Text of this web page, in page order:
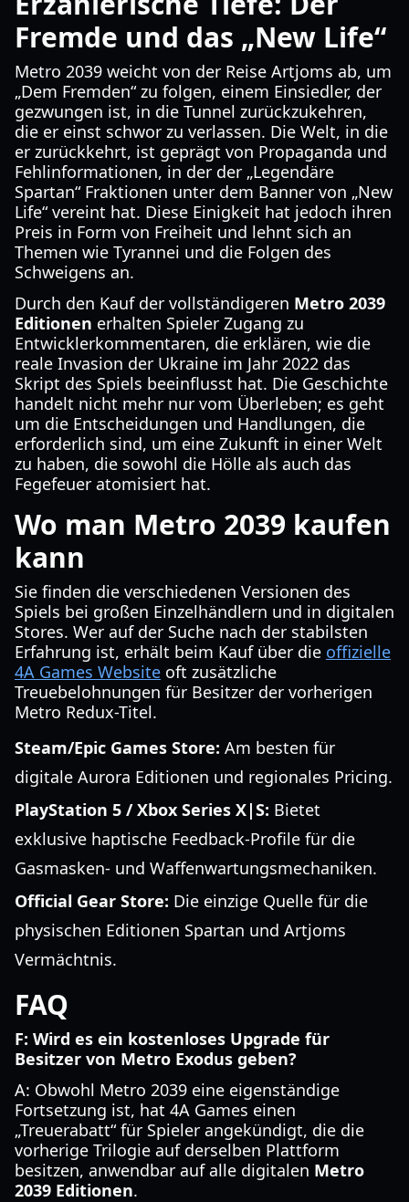
Fremde und das „New Life“
Metro 2039 weicht von der Reise Artjoms ab, um
„Dem Fremden“ zu folgen, einem Einsiedler, der
gezwungen ist, in die Tunnel zurückzukehren,
die er einst schwor zu verlassen. Die Welt, in die
er zurückkehrt, ist geprägt von Propaganda und
Fehlinformationen, in der der „Legendäre
Spartan“ Fraktionen unter dem Banner von „New
Life“ vereint hat. Diese Einigkeit hat jedoch ihren
Preis in Form von Freiheit und lehnt sich an
Themen wie Tyrannei und die Folgen des
Schweigens an.
Durch den Kauf der vollständigeren Metro 2039
Editionen erhalten Spieler Zugang zu
Entwicklerkommentaren, die erklären, wie die
reale Invasion der Ukraine im Jahr 2022 das
Skript des Spiels beeinflusst hat. Die Geschichte
handelt nicht mehr nur vom Überleben; es geht
um die Entscheidungen und Handlungen, die
erforderlich sind, um eine Zukunft in einer Welt
zu haben, die sowohl die Hölle als auch das
Fegefeuer atomisiert hat.
Wo man Metro 2039 kaufen
kann
Sie finden die verschiedenen Versionen des
Spiels bei großen Einzelhändlern und in digitalen
Stores. Wer auf der Suche nach der stabilsten
Erfahrung ist, erhält beim Kauf über die offizielle
4A Games Website oft zusätzliche
Treuebelohnungen für Besitzer der vorherigen
Metro Redux-Titel.
Steam/Epic Games Store: Am besten für
digitale Aurora Editionen und regionales Pricing.
PlayStation 5 / Xbox Series X|S: Bietet
exklusive haptische Feedback-Profile für die
Gasmasken- und Waffenwartungsmechaniken.
Official Gear Store: Die einzige Quelle für die
physischen Editionen Spartan und Artjoms
Vermächtnis.
FAQ
F: Wird es ein kostenloses Upgrade für
Besitzer von Metro Exodus geben?
A: Obwohl Metro 2039 eine eigenständige
Fortsetzung ist, hat 4A Games einen
„Treuerabatt“ für Spieler angekündigt, die die
vorherige Trilogie auf derselben Plattform
besitzen, anwendbar auf alle digitalen Metro
2039 Editionen.